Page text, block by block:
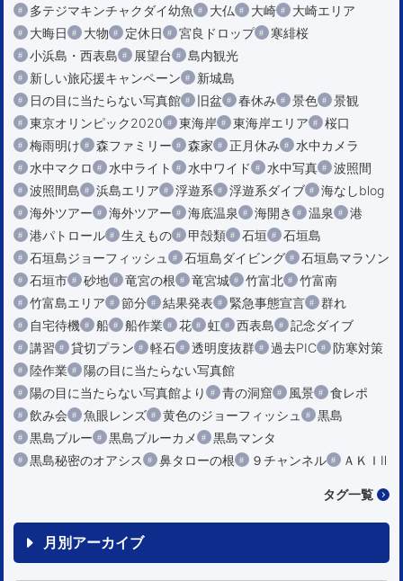
多テジマキンチャクダイ幼魚
大仏 大崎
大崎エリア
大晦日
大物 定休日 宮良ドロップ
寒緋桜
小浜島・西表島
展望台
島内観光
新しい旅応援キャンペーン
新城島
日の目に当たらない写真館
旧盆 春休み 景色
景観
東京オリンピック2020
東海岸 東海岸エリア
桜口
梅雨明け
森ファミリー 森家 正月休み
水中カメラ
水中マクロ
水中ライト 水中ワイド 水中写真
波照間
波照間島
浜島エリア 浮遊系 浮遊系ダイブ
海なしblog
海外ツアー
海外ツアー 海底温泉 海開き 温泉
港
港パトロール
生えもの 甲殻類 石垣
石垣島
石垣島ジョーフィッシュ
石垣島ダイビング
石垣島マラソン
石垣市
砂地 竜宮の根 竜宮城 竹富北
竹富南
竹富島エリア
節分 結果発表 緊急事態宣言
群れ
自宅待機
船 船作業 花 虹 西表島
記念ダイブ
講習
貸切プラン 軽石 透明度抜群 過去PIC
防寒対策
陸作業
陽の目に当たらない写真館
陽の目に当たらない写真館より
青の洞窟 風景
食レポ
飲み会
魚眼レンズ 黄色のジョーフィッシュ
黒島
黒島ブルー
黒島ブルーカメ
黒島マンタ
黒島秘密のオアシス
鼻タローの根 ９チャンネル ＡＫＩⅡ
タグ一覧
月別アーカイブ